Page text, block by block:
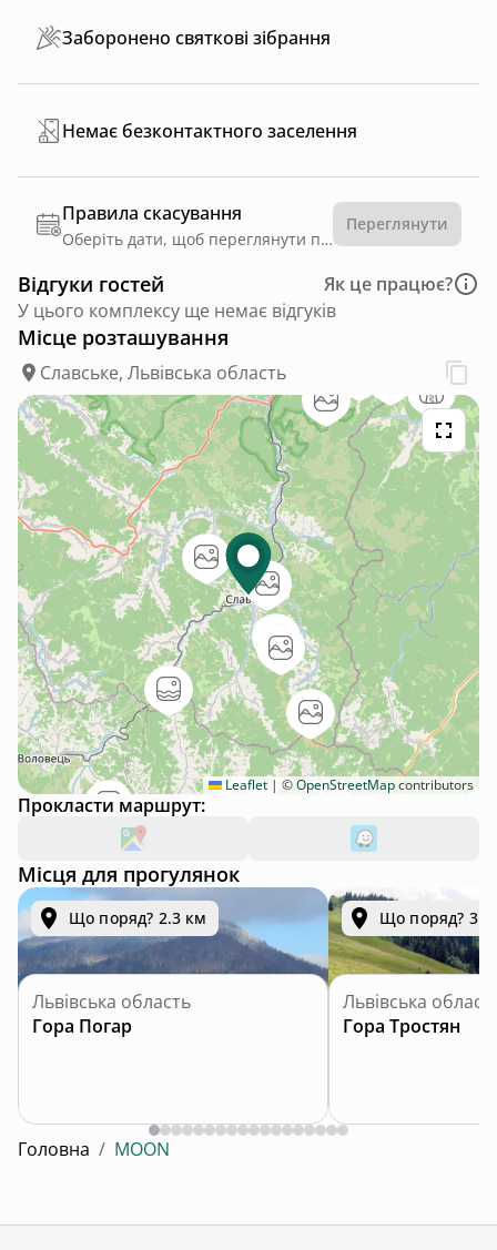
Заборонено святкові зібрання
Немає безконтактного заселення
Правила скасування
Оберіть дати, щоб переглянути правила
Переглянути
Відгуки гостей
Як це працює?
У цього комплексу ще немає відгуків
Місце розташування
Славське, Львівська область
Leaflet | ©OpenStreetMapcontributors
Прокласти маршрут:
Місця для прогулянок
Що поряд? 2.3 км
Львівська область
Гора Погар
Що поряд? 3.9
Львівська
Гора Тростян
Головна / MOON